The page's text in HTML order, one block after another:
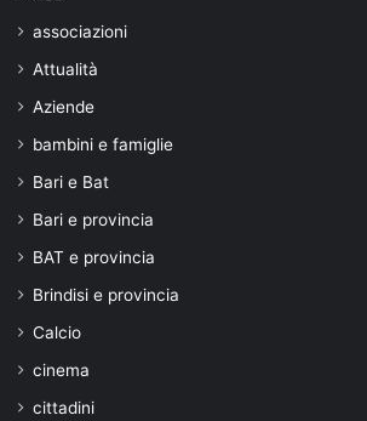
associazioni
Attualità
Aziende
bambini e famiglie
Bari e Bat
Bari e provincia
BAT e provincia
Brindisi e provincia
Calcio
cinema
cittadini